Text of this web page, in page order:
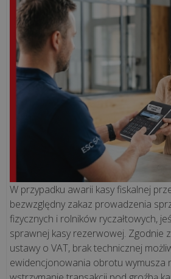
kasa
fiskalna
kiedy
trzeba
a
kasa
fiskalna
-
czy
jest
W przypadku awarii kasy fiskalnej
bezwzględny zakaz prowadzenia
fizycznych i rolników ryczałtowych,
sprawnej kasy rezerwowej. Zgodnie
ustawy o VAT, brak technicznej
ewidencjonowania obrotu wymusza